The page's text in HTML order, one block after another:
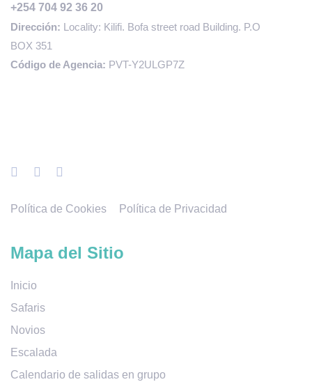
+254 704 92 36 20
Dirección: Locality: Kilifi. Bofa street road Building. P.O
BOX 351
Código de Agencia: PVT-Y2ULGP7Z
Política de Cookies Política de Privacidad
Mapa del Sitio
Inicio
Safaris
Novios
Escalada
Calendario de salidas en grupo